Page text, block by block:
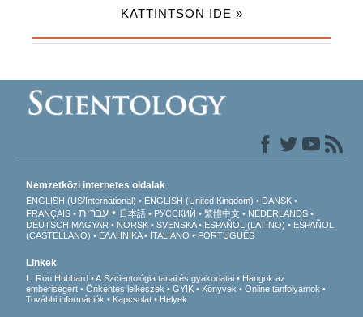
KATTINTSON IDE »
Nemzetközi internetes oldalak
ENGLISH (US/International) ENGLISH (United Kingdom)
DANSK
FRANÇAIS
עברית 日本語 РУССКИЙ 繁體中文
NEDERLANDS
DEUTSCH MAGYAR NORSK SVENSKA ESPAÑOL (LATINO)
ESPAÑOL
(CASTELLANO)
ΕΛΛΗΝΙΚA ITALIANO PORTUGUÊS
Linkek
L. Ron Hubbard A Szcientológia tanai és gyakorlatai
Hangok az
emberiségért
Önkéntes lelkészek GYIK Könyvek
Online tanfolyamok
További információk
Kapcsolat Helyek